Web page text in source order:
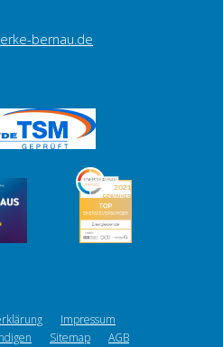
bernau.de
Impressum
Sitemap AGB